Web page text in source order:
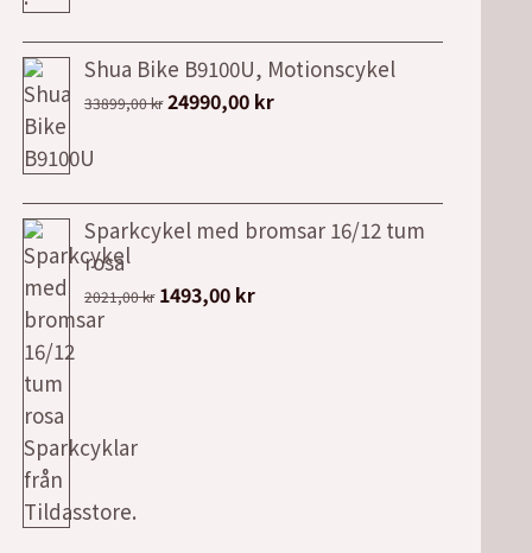
Shua Bike B9100U, Motionscykel
33899,00kr Det
var:
33899,00 kr.
24990,00 kr
är:
24990,00 kr.
Sparkcykel med bromsar 16/12 tum
rosa
2021,00kr Det
1493,00 kr